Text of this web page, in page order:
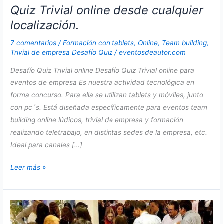
Quiz Trivial online desde cualquier
localización.
7 comentarios /Formación con tablets, Online, Team building,
Trivial de empresa Desafío Quiz /eventosdeautor.com
Desafío Quiz Trivial online Desafío Quiz Trivial online para
eventos de empresa Es nuestra actividad tecnológica en
forma concurso. Para ella se utilizan tablets y móviles, junto
con pc´s. Está diseñada específicamente para eventos team
building online lúdicos, trivial de empresa y formación
realizando teletrabajo, en distintas sedes de la empresa, etc.
Ideal para canales […]
Quiz
online
desde
cualquier
Leer más »